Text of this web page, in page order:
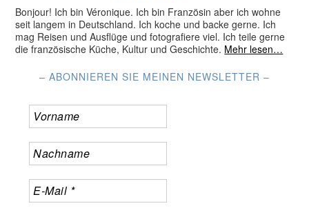
Bonjour! Ich bin Véronique. Ich bin Französin aber ich wohne
seit langem in Deutschland. Ich koche und backe gerne. Ich
mag Reisen und Ausflüge und fotografiere viel. Ich teile gerne
die französische Küche, Kultur und Geschichte. Mehr lesen…
– ABONNIEREN SIE MEINEN NEWSLETTER –